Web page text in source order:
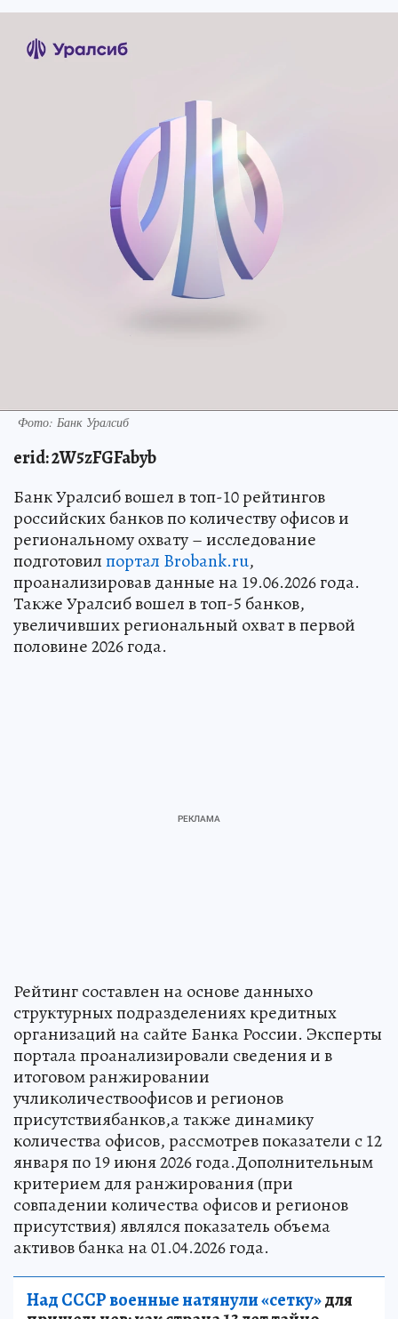
Фото: Банк Уралсиб
erid: 2W5zFGFabyb
Банк Уралсиб вошел в топ-10 рейтингов
российских банков по количеству офисов и
региональному охвату – исследование
подготовилпортал Brobank.ru,
проанализировав данные на 19.06.2026 года.
Также Уралсиб вошел в топ-5 банков,
увеличивших региональный охват в первой
половине 2026 года.
Рейтинг составлен на основе данныхо
структурных подразделениях кредитных
организаций на сайте Банка России. Эксперты
портала проанализировали сведения и в
итоговом ранжировании
учликоличествоофисов и регионов
присутствиябанков,а также динамику
количества офисов, рассмотрев показатели с 12
января по 19 июня 2026 года.Дополнительным
критерием для ранжирования (при
совпадении количества офисов и регионов
присутствия) являлся показатель объема
активов банка на 01.04.2026 года.
Над СССР военные натянули «сетку»для